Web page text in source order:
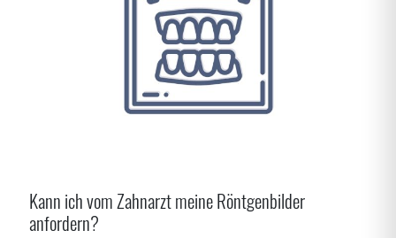
Kann ich vom Zahnarzt meine Röntgenbilder
anfordern?